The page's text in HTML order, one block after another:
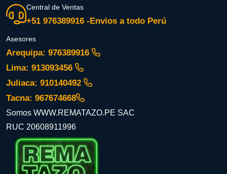
Central de Ventas
+51 976389916 -Envios a todo Perú
Asesores
Arequipa: 976389916
Lima: 913093456
Juliaca: 910140492
Tacna: 967674668
Somos WWW.REMATAZO.PE SAC
RUC 20608911996